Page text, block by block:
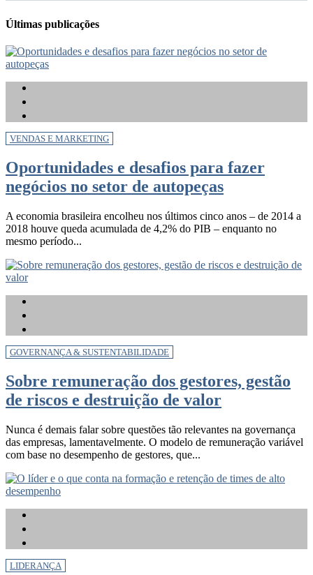
Últimas publicações
VENDAS E MARKETING
Oportunidades e desafios para fazer
negócios no setor de autopeças
A economia brasileira encolheu nos últimos cinco anos – de 2014 a
2018 houve queda acumulada de 4,2% do PIB – enquanto no
mesmo período...
GOVERNANÇA & SUSTENTABILIDADE
Sobre remuneração dos gestores, gestão
de riscos e destruição de valor
Nunca é demais falar sobre questões tão relevantes na governança
das empresas, lamentavelmente. O modelo de remuneração variável
com base no desempenho de gestores, que...
LIDERANÇA